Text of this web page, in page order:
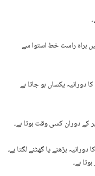
براہ راست خط استوا سے
یکساں ہو جاتا ہے
بڑھنے یا گھٹنے لگتا ہے،
ہے۔